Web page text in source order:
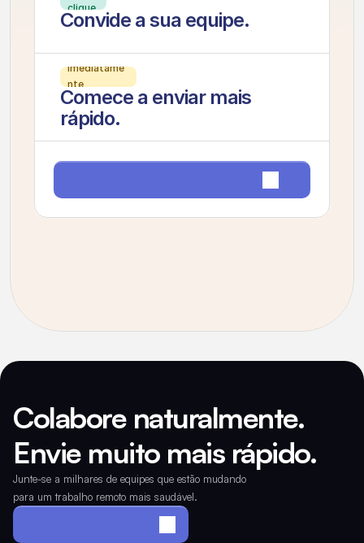
clique
Convide a sua equipe.
Imediatame
nte
Comece a enviar mais
rápido.
Colabore naturalmente.
Envie muito mais rápido.
Junte-se a milhares de equipes que estão mudando
para um trabalho remoto mais saudável.